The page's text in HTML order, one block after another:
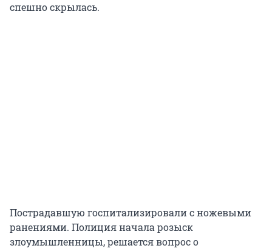
спешно скрылась.
Пострадавшую госпитализировали с ножевыми
ранениями. Полиция начала розыск
злоумышленницы, решается вопрос о